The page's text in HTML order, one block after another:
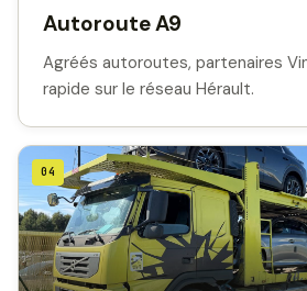
Autoroute A9
Agréés autoroutes, partenaires
rapide sur le réseau Hérault.
04